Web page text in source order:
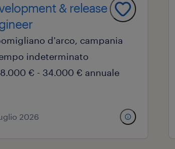
& release
d'arco, campania
indeterminato
€ - 34.000 € annuale
2026